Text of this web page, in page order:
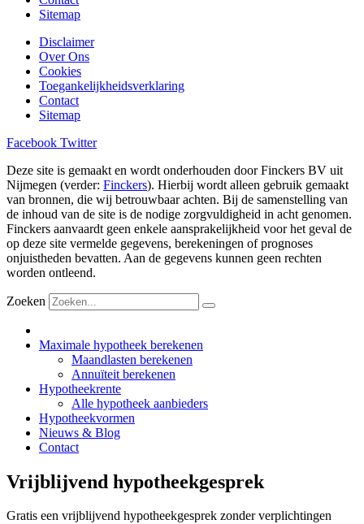
Sitemap
Disclaimer
Over Ons
Cookies
Toegankelijkheidsverklaring
Contact
Sitemap
Facebook Twitter
Deze site is gemaakt en wordt onderhouden door Finckers BV uit
Nijmegen (verder: Finckers). Hierbij wordt alleen gebruik gemaakt
van bronnen, die wij betrouwbaar achten. Bij de samenstelling van
de inhoud van de site is de nodige zorgvuldigheid in acht genomen.
Finckers aanvaardt geen enkele aansprakelijkheid voor het geval de
op deze site vermelde gegevens, berekeningen of prognoses
onjuistheden bevatten. Aan de gegevens kunnen geen rechten
worden ontleend.
Zoeken
Maximale hypotheek berekenen
Maandlasten berekenen
Annuïteit berekenen
Hypotheekrente
Alle hypotheek aanbieders
Hypotheekvormen
Nieuws & Blog
Contact
Vrijblijvend hypotheekgesprek
Gratis een vrijblijvend hypotheekgesprek zonder verplichtingen